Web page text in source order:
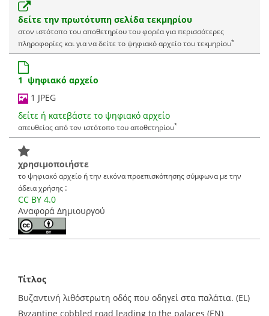
δείτε την πρωτότυπη σελίδα τεκμηρίου
στον ιστότοπο του αποθετηρίου του φορέα για περισσότερες
πληροφορίες και για να δείτε το ψηφιακό αρχείο του τεκμηρίου*
1 ψηφιακό αρχείο
1 JPEG
δείτε ή κατεβάστε το ψηφιακό αρχείο
απευθείας από τον ιστότοπο του αποθετηρίου*
χρησιμοποιήστε
το ψηφιακό αρχείο ή την εικόνα προεπισκόπησης σύμφωνα με την
άδεια χρήσης :
CC BY 4.0
Αναφορά Δημιουργού
Τίτλος
Βυζαντινή λιθόστρωτη οδός που οδηγεί στα παλάτια. (EL)
Byzantine cobbled road leading to the palaces (EN)